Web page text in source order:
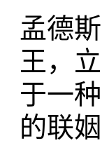
孟德
王，
于一
的联